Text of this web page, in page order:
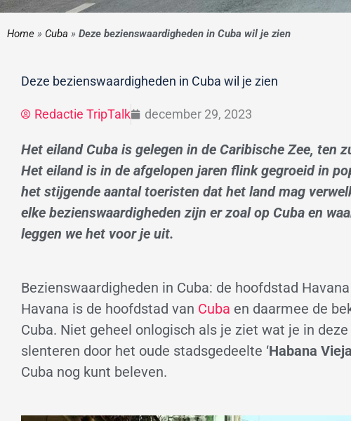
Home » Cuba » Deze bezienswaardigheden in Cuba wil je zien
Deze bezienswaardigheden in Cuba wil je zien
Redactie TripTalk december 29, 2023
Het eiland Cuba is gelegen in de Caribische Zee, ten
Het eiland is in de afgelopen jaren flink gegroeid in
het stijgende aantal toeristen dat het land mag
elke bezienswaardigheden zijn er zoal op Cuba en
leggen we het voor je uit.
Bezienswaardigheden in Cuba: de hoofdstad Havana
Havana is de hoofdstad van Cuba en daarmee de
Cuba. Niet geheel onlogisch als je ziet wat je in
slenteren door het oude stadsgedeelte ‘Habana Vieja
Cuba nog kunt beleven.